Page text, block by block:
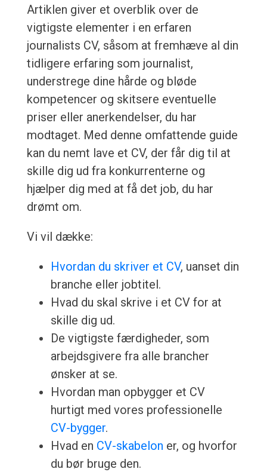
Artiklen giver et overblik over de
vigtigste elementer i en erfaren
journalists CV, såsom at fremhæve al din
tidligere erfaring som journalist,
understrege dine hårde og bløde
kompetencer og skitsere eventuelle
priser eller anerkendelser, du har
modtaget. Med denne omfattende guide
kan du nemt lave et CV, der får dig til at
skille dig ud fra konkurrenterne og
hjælper dig med at få det job, du har
drømt om.
Vi vil dække:
Hvordan du skriver et CV, uanset din
branche eller jobtitel.
Hvad du skal skrive i et CV for at
skille dig ud.
De vigtigste færdigheder, som
arbejdsgivere fra alle brancher
ønsker at se.
Hvordan man opbygger et CV
hurtigt med vores professionelle
CV-bygger.
Hvad en CV-skabelon er, og hvorfor
du bør bruge den.